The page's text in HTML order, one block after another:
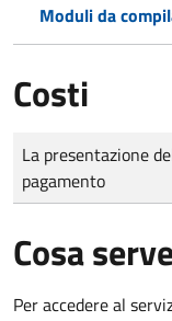
Moduli da
Costi
Tipo di pagamento
Importo
La presentazione
pagamento
Cosa
Per accedere al